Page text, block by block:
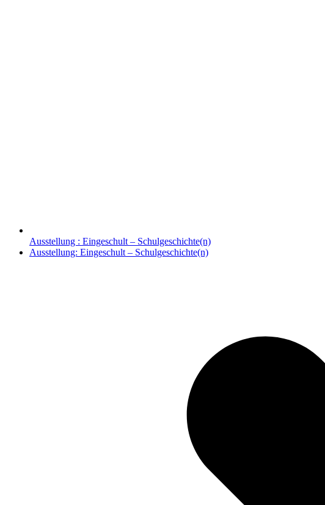
Ausstellung : Eingeschult – Schulgeschichte(n)
Nächster
Ausstellung: Eingeschult – Schulgeschichte(n)